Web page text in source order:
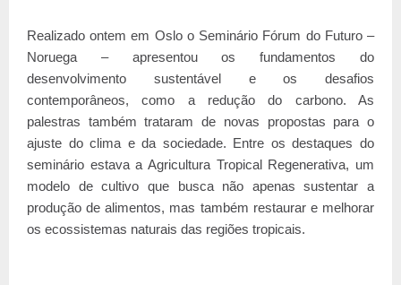
Realizado ontem em Oslo o Seminário Fórum do Futuro –
Noruega – apresentou os fundamentos do
desenvolvimento sustentável e os desafios
contemporâneos, como a redução do carbono. As
palestras também trataram de novas propostas para o
ajuste do clima e da sociedade. Entre os destaques do
seminário estava a Agricultura Tropical Regenerativa, um
modelo de cultivo que busca não apenas sustentar a
produção de alimentos, mas também restaurar e melhorar
os ecossistemas naturais das regiões tropicais.